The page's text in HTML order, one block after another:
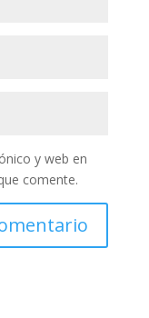
y web en
comente.